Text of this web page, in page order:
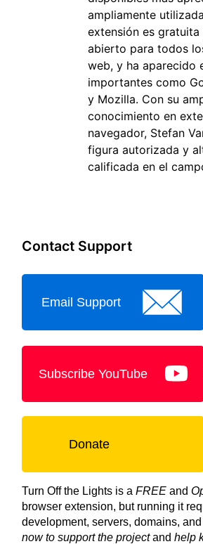
ampliamente
extensión es
abierto para todos
web, y ha aparecido
importantes como
y Mozilla. Con su
conocimiento en
navegador, Stefan
figura autorizada y
calificada en el
Contact Support
Email Support
Subscribe YouTube
Donate
Turn Off the Lights is a FREE and
browser extension, but running it
development, servers, domains, and
now to support the projectand help